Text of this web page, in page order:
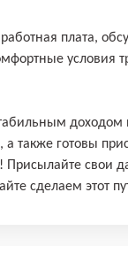
плата,
условия
а также готовы
свои
сделаем этот